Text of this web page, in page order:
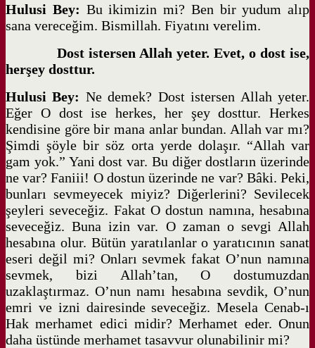
Hulusi Bey: Bu ikimizin mi? Ben bir yudum alıp
sana vereceğim. Bismillah. Fiyatını verelim.
Dost istersen Allah yeter. Evet, o dost ise,
herşey dosttur.
Hulusi Bey: Ne demek? Dost istersen Allah yeter.
Eğer O dost ise herkes, her şey dosttur. Herkes
kendisine göre bir mana anlar bundan. Allah var mı?
Şimdi şöyle bir söz orta yerde dolaşır. “Allah var
gam yok.” Yani dost var. Bu diğer dostların üzerinde
ne var? Faniii! O dostun üzerinde ne var? Bâki. Peki,
bunları sevmeyecek miyiz? Diğerlerini? Sevilecek
şeyleri seveceğiz. Fakat O dostun namına, hesabına
seveceğiz. Buna izin var. O zaman o sevgi Allah
hesabına olur. Bütün yaratılanlar o yaratıcının sanat
eseri değil mi? Onları sevmek fakat O’nun namına
sevmek, bizi Allah’tan, O dostumuzdan
uzaklaştırmaz. O’nun namı hesabına sevdik, O’nun
emri ve izni dairesinde seveceğiz. Mesela Cenab-ı
Hak merhamet edici midir? Merhamet eder. Onun
daha üstünde merhamet tasavvur olunabilinir mi?